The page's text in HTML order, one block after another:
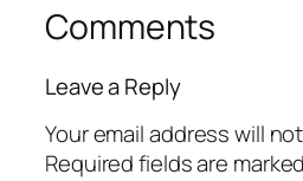
Comments
Leave a Reply
Your email address will
Required fields are